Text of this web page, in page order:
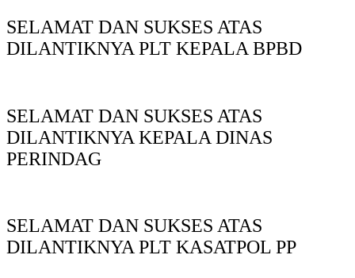
SELAMAT DAN SUKSES ATAS
DILANTIKNYA PLT KEPALA BPBD
SELAMAT DAN SUKSES ATAS
DILANTIKNYA KEPALA DINAS
PERINDAG
SELAMAT DAN SUKSES ATAS
DILANTIKNYA PLT KASATPOL PP